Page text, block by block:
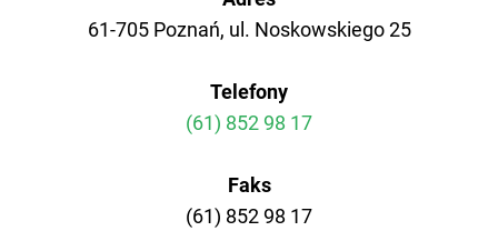
AZS AWF Poznań
61-705 Poznań, ul. Noskowskiego 25
Telefony
(61) 852 98 17
Faks
(61) 852 98 17